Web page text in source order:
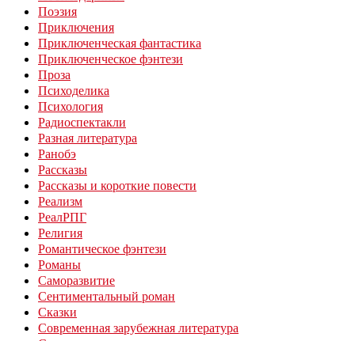
Поэзия
Приключения
Приключенческая фантастика
Приключенческое фэнтези
Проза
Психоделика
Психология
Радиоспектакли
Разная литература
Ранобэ
Рассказы
Рассказы и короткие повести
Реализм
РеалРПГ
Религия
Романтическое фэнтези
Романы
Саморазвитие
Сентиментальный роман
Сказки
Современная зарубежная литература